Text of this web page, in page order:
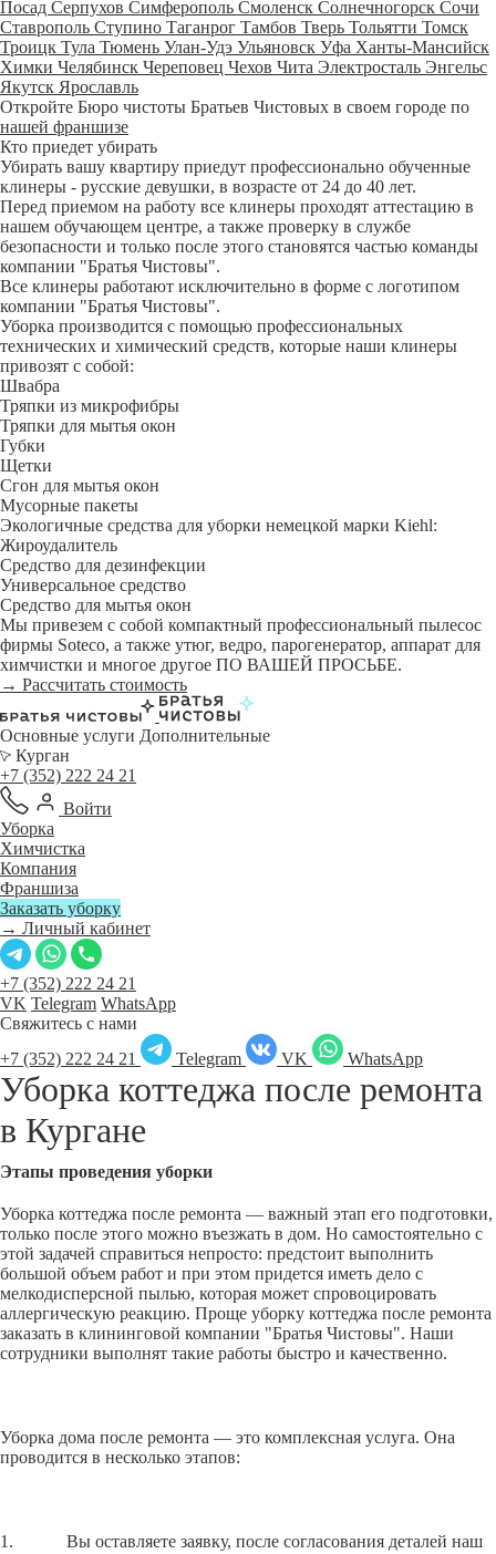
Посад Серпухов Симферополь Смоленск Солнечногорск Сочи
Ставрополь Ступино Таганрог Тамбов Тверь Тольятти Томск
Троицк Тула Тюмень Улан-Удэ Ульяновск Уфа Ханты-Мансийск
Химки Челябинск Череповец Чехов Чита Электросталь Энгельс
Якутск Ярославль
Откройте Бюро чистоты Братьев Чистовых в своем городе по
нашей франшизе
Кто приедет убирать
Убирать вашу квартиру приедут профессионально обученные
клинеры - русские девушки, в возрасте от 24 до 40 лет.
Перед приемом на работу все клинеры проходят аттестацию в
нашем обучающем центре, а также проверку в службе
безопасности и только после этого становятся частью команды
компании "Братья Чистовы".
Все клинеры работают исключительно в форме с логотипом
компании "Братья Чистовы".
Уборка производится с помощью профессиональных
технических и химический средств, которые наши клинеры
привозят с собой:
Швабра
Тряпки из микрофибры
Тряпки для мытья окон
Губки
Щетки
Сгон для мытья окон
Мусорные пакеты
Экологичные средства для уборки немецкой марки Kiehl:
Жироудалитель
Средство для дезинфекции
Универсальное средство
Средство для мытья окон
Мы привезем с собой компактный профессиональный пылесос
фирмы Soteco, а также утюг, ведро, парогенератор, аппарат для
химчистки и многое другое ПО ВАШЕЙ ПРОСЬБЕ.
→ Рассчитать стоимость
Основные услуги Дополнительные
Курган
+7 (352) 222 24 21
Войти
Уборка
Химчистка
Компания
Франшиза
Заказать уборку
→ Личный кабинет
+7 (352) 222 24 21
VK Telegram WhatsApp
Свяжитесь с нами
+7 (352) 222 24 21
Telegram VK WhatsApp
Уборка коттеджа после ремонта
в Кургане
Этапы проведения уборки
Уборка коттеджа после ремонта — важный этап его подготовки,
только после этого можно въезжать в дом. Но самостоятельно с
этой задачей справиться непросто: предстоит выполнить
большой объем работ и при этом придется иметь дело с
мелкодисперсной пылью, которая может спровоцировать
аллергическую реакцию. Проще уборку коттеджа после ремонта
заказать в клининговой компании "Братья Чистовы". Наши
сотрудники выполнят такие работы быстро и качественно.
Уборка дома после ремонта — это комплексная услуга. Она
проводится в несколько этапов:
1. Вы оставляете заявку, после согласования деталей наш